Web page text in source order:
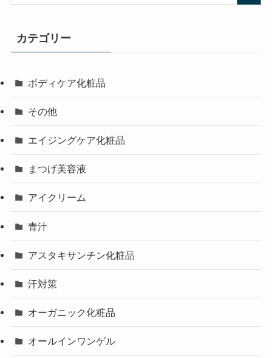
カテゴリー
ボディケア化粧品
その他
エイジングケア化粧品
まつげ美容液
アイクリーム
青汁
アスタキサンチン化粧品
汗対策
オーガニック化粧品
オールインワンゲル